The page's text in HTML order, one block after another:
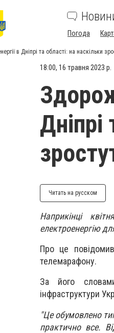
Погода
в Дніпрі та області: на наскільки
18:00, 16 травня 2023 р.
Дніпрі
Читать на русском
Наприкінці
електроенергію
Про це
телемарафону.
За його
інфраструктури
"Це обумовлено
практично все.